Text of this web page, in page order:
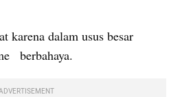
karena dalam usus besar
berbahaya.